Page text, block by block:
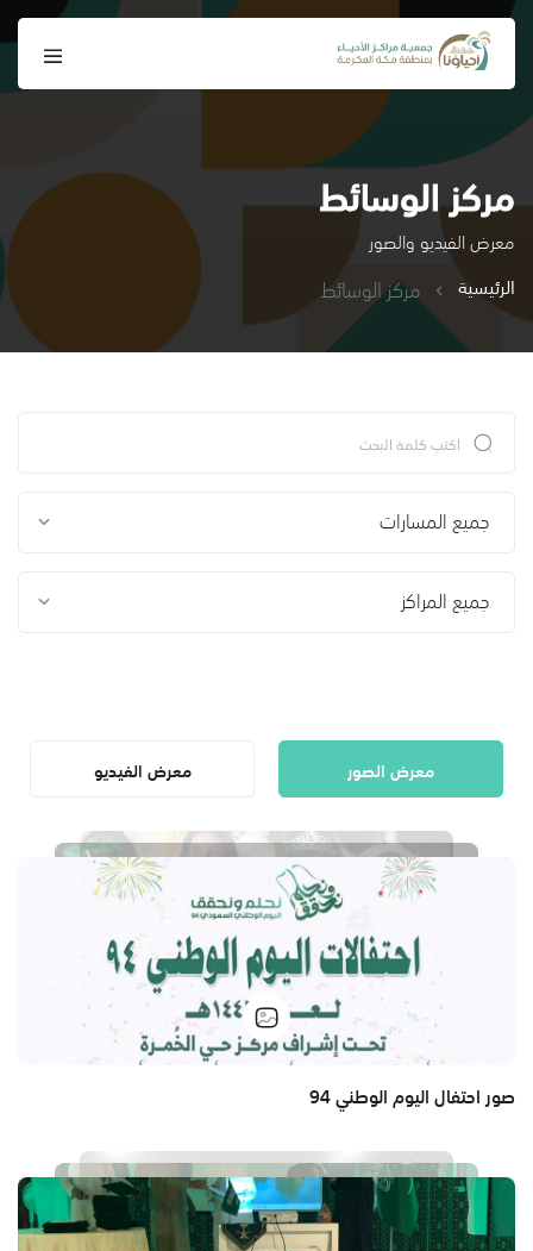
مركز الوسائط
معرض الفيديو والصور
الرئيسية
مركز الوسائط
جميع المسارات
جميع المراكز
معرض الصور معرض الفيديو
صور احتفال اليوم الوطني 94